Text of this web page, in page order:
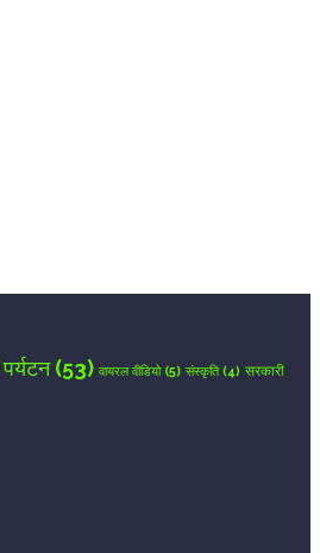
पर्यटन(53) वायरल वीडियो(5) संस्कृति(4) सरकारी